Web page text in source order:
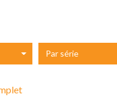
Par série